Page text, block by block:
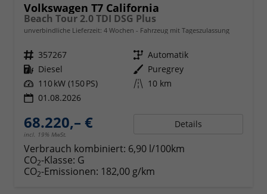
Volkswagen T7 California
Beach Tour 2.0 TDI DSG Plus
unverbindliche Lieferzeit: 4 Wochen Fahrzeug mit Tageszulassung
Fahrzeugnr. 357267 Getriebe Automatik
Kraftstoff Diesel Außenfarbe Puregrey
Leistung 110 kW (150 PS) Kilometerstand 10 km
01.08.2026
68.220,– €
incl. 19% MwSt.
Details
Verbrauch kombiniert: 6,90 l/100km
CO2-Klasse: G
CO2-Emissionen: 182,00 g/km